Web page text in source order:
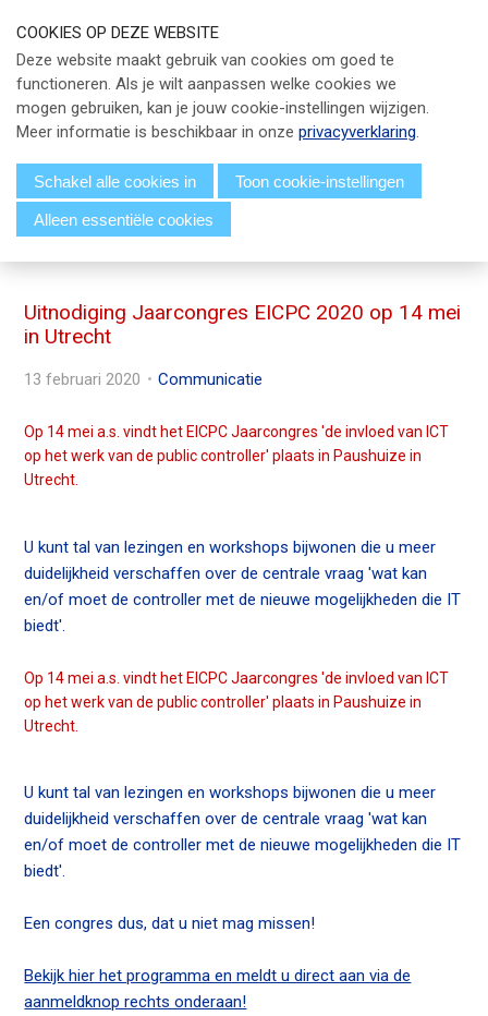
J
u
p
o
v
i
g
a
i
o
n
u
m
p
t
m
i
n
Our Phone Number:
033 - 247 34 66 Our Email Address:
info@eicpc.nl
Menu
Uitnodiging Jaarcongres EICPC 2020 op 14 mei
in Utrecht
13 februari 2020 Communicatie
Op 14 mei a.s. vindt het EICPC Jaarcongres 'de invloed van ICT
op het werk van de public controller' plaats in Paushuize in
Utrecht.
U kunt tal van lezingen en workshops bijwonen die u meer
duidelijkheid verschaffen over de centrale vraag 'wat kan
en/of moet de controller met de nieuwe mogelijkheden die IT
biedt'.
Op 14 mei a.s. vindt het EICPC Jaarcongres 'de invloed van ICT
op het werk van de public controller' plaats in Paushuize in
Utrecht.
U kunt tal van lezingen en workshops bijwonen die u meer
duidelijkheid verschaffen over de centrale vraag 'wat kan
en/of moet de controller met de nieuwe mogelijkheden die IT
biedt'.
Een congres dus, dat u niet mag missen!
Bekijk hier het programma en meldt u direct aan via de
aanmeldknop rechts onderaan!
Actueel
Public Controlling
Permanente Educatie
TPC Online
Voor Leden
Over EICPC
Inloggen
COOKIES OP DEZE WEBSITE
Deze website maakt gebruik van cookies om goed te
functioneren. Als je wilt aanpassen welke cookies we
mogen gebruiken, kan je jouw cookie-instellingen wijzigen.
Meer informatie is beschikbaar in onze privacyverklaring.
Schakel alle cookies in Toon cookie-instellingen
Alleen essentiële cookies